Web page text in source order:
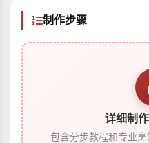
制作步骤
详细制
包含分步教程和专业